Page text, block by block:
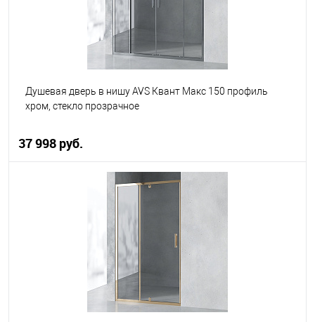
Душевая дверь в нишу AVS Квант Макс 150 профиль
хром, стекло прозрачное
37 998 руб.
В корзину
В наличии